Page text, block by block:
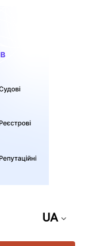
UA